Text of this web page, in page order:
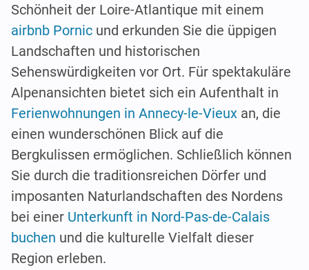
Schönheit der Loire-Atlantique mit einem
airbnb Pornic und erkunden Sie die üppigen
Landschaften und historischen
Sehenswürdigkeiten vor Ort. Für spektakuläre
Alpenansichten bietet sich ein Aufenthalt in
Ferienwohnungen in Annecy-le-Vieux an, die
einen wunderschönen Blick auf die
Bergkulissen ermöglichen. Schließlich können
Sie durch die traditionsreichen Dörfer und
imposanten Naturlandschaften des Nordens
bei einer Unterkunft in Nord-Pas-de-Calais
buchen und die kulturelle Vielfalt dieser
Region erleben.